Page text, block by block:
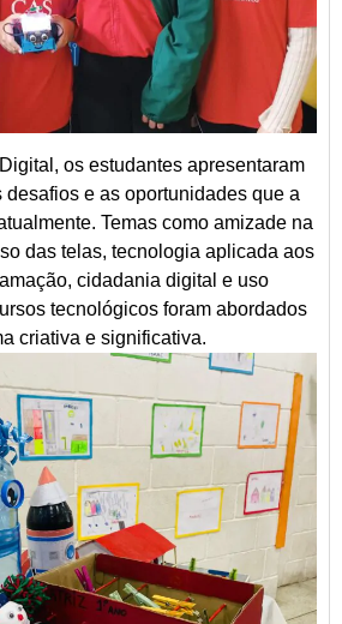
os estudantes apresentaram
desafios e as oportunidades que a
Temas como amizade na
das telas, tecnologia aplicada aos
cidadania digital e uso
tecnológicos foram abordados
criativa e significativa.